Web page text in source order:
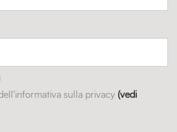
sulla privacy (vedi